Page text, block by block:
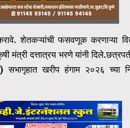
शेतकऱ्यांची फसवणूक करणाऱ्या
मंत्री दत्तात्रय भरणे यांनी
सभागृहात खरीप हंगाम २०२६ च्या